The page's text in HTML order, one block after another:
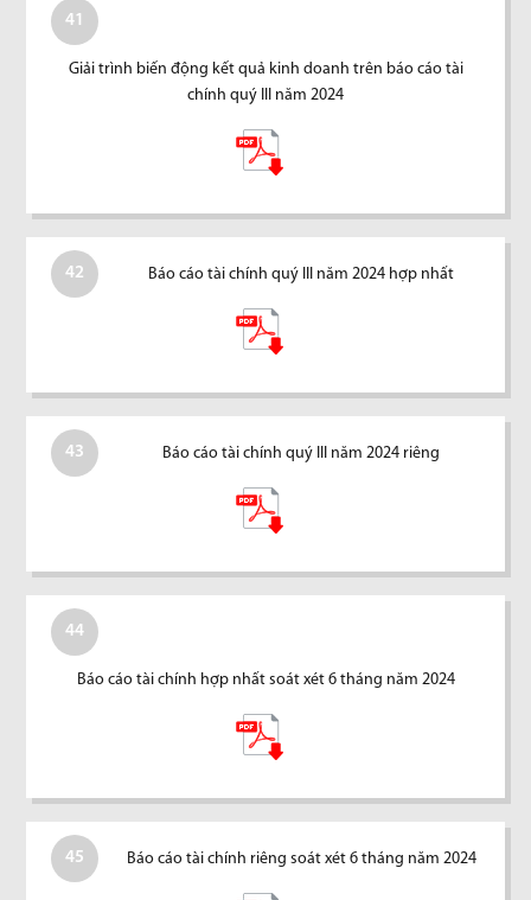
41
Giải trình biến động kết quả kinh doanh trên báo cáo tài
chính quý III năm 2024
42 Báo cáo tài chính quý III năm 2024 hợp nhất
43 Báo cáo tài chính quý III năm 2024 riêng
44
Báo cáo tài chính hợp nhất soát xét 6 tháng năm 2024
45 Báo cáo tài chính riêng soát xét 6 tháng năm 2024